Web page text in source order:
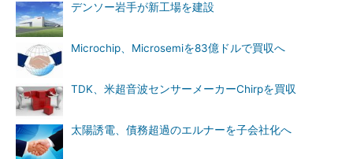
デンソー岩手が新工場を建設
Microchip、Microsemiを83億ドルで買収へ
TDK、米超音波センサーメーカーChirpを買収
太陽誘電、債務超過のエルナーを子会社化へ